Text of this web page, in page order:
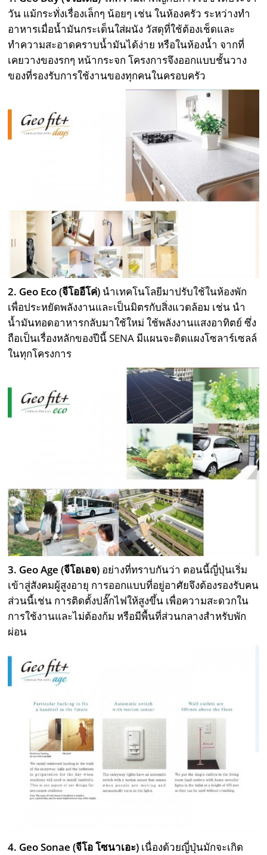
วัน แม้กระทั่งเรื่องเล็กๆ น้อยๆ เช่น ในห้องครัว ระหว่างทำ
อาหารเมื่อน้ำมันกระเด็นใส่ผนัง วัสดุที่ใช้ต้องเช็ดและ
ทำความสะอาดคราบน้ำมันได้ง่าย หรือในห้องน้ำ จากที่
เคยวางของรกๆ หน้ากระจก โครงการจึงออกแบบชั้นวาง
ของที่รองรับการใช้งานของทุกคนในครอบครัว
2. Geo Eco (จีโออีโค่) นำเทคโนโลยีมาปรับใช้ในห้องพัก
เพื่อประหยัดพลังงานและเป็นมิตรกับสิ่งแวดล้อม เช่น นำ
น้ำมันทอดอาหารกลับมาใช้ใหม่ ใช้พลังงานแสงอาทิตย์ ซึ่ง
ถือเป็นเรื่องหลักของปีนี้ SENA มีแผนจะติดแผงโซลาร์เซลล์
ในทุกโครงการ
3. Geo Age (จีโอเอจ) อย่างที่ทราบกันว่า ตอนนี้ญี่ปุ่นเริ่ม
เข้าสู่สังคมผู้สูงอายุ การออกแบบที่อยู่อาศัยจึงต้องรองรับคน
ส่วนนี้เช่น การติดตั้งปลั๊กไฟให้สูงขึ้น เพื่อความสะดวกใน
การใช้งานและไม่ต้องก้ม หรือมีพื้นที่ส่วนกลางสำหรับพัก
ผ่อน
4. Geo Sonae (จีโอ โซนาเอะ) เนื่องด้วยญี่ปุ่นมักจะเกิด